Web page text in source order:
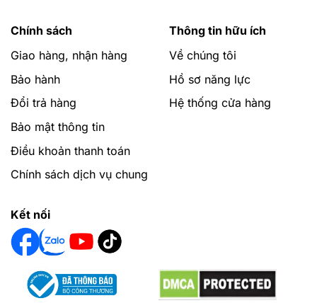
Chính sách
Giao hàng, nhận hàng
Bảo hành
Đổi trả hàng
Bảo mật thông tin
Điều khoản thanh toán
Chính sách dịch vụ chung
Thông tin hữu ích
Về chúng tôi
Hồ sơ năng lực
Hệ thống cửa hàng
Kết nối